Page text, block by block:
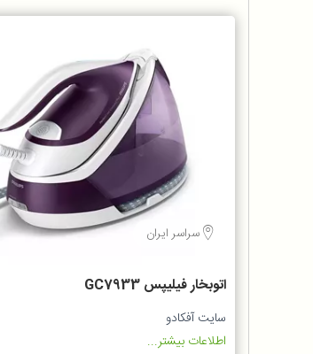
سراسر ایران
اتوبخار فیلیپس GC7933
سایت آفکادو
اطلاعات بیشتر...